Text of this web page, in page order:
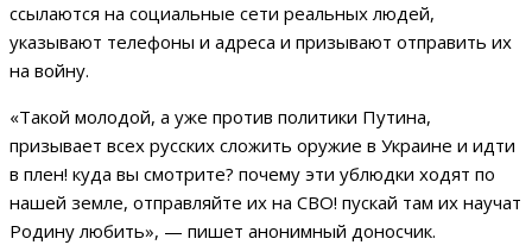
ссылаются на социальные сети реальных людей,
указывают телефоны и адреса и призывают отправить их
на войну.
«Такой молодой, а уже против политики Путина,
призывает всех русских сложить оружие в Украине и идти
в плен! куда вы смотрите? почему эти ублюдки ходят по
нашей земле, отправляйте их на СВО! пускай там их научат
Родину любить», — пишет анонимный доносчик.